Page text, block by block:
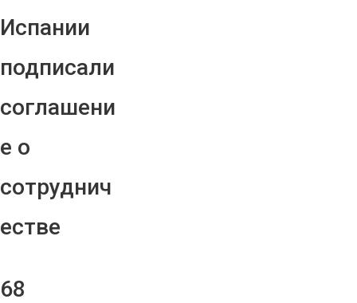
Испании
подписали
соглашени
е о
сотруднич
естве
68